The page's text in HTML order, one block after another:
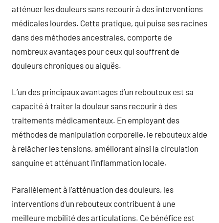
atténuer les douleurs sans recourir à des interventions
médicales lourdes. Cette pratique, qui puise ses racines
dans des méthodes ancestrales, comporte de
nombreux avantages pour ceux qui souffrent de
douleurs chroniques ou aiguës.
L’un des principaux avantages d’un rebouteux est sa
capacité à traiter la douleur sans recourir à des
traitements médicamenteux. En employant des
méthodes de manipulation corporelle, le rebouteux aide
à relâcher les tensions, améliorant ainsi la circulation
sanguine et atténuant l’inflammation locale.
Parallèlement à l’atténuation des douleurs, les
interventions d’un rebouteux contribuent à une
meilleure mobilité des articulations. Ce bénéfice est